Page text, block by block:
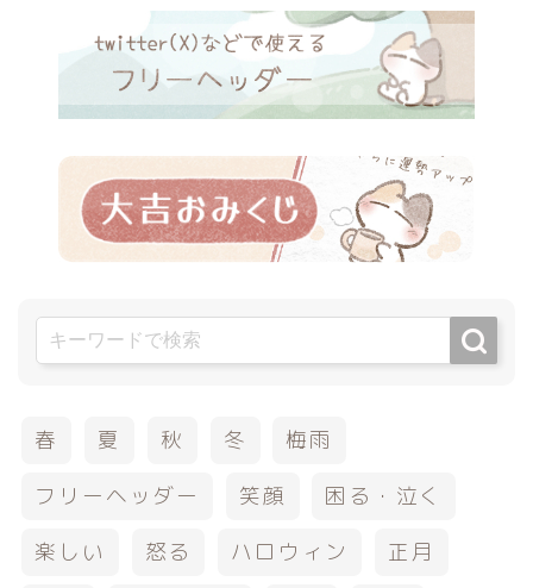
春 夏 秋 冬
梅雨
フリーヘッダー
笑顔
困る・泣く
楽しい
怒る ハロウィン
正月